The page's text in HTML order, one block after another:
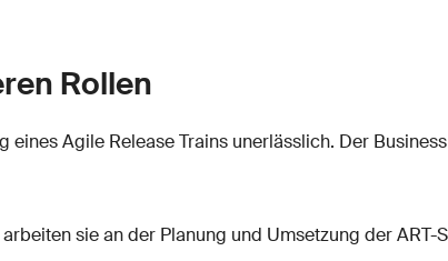
Rollen
eines Agile Release Trains unerlässlich. Der
arbeiten sie an der Planung und Umsetzung der